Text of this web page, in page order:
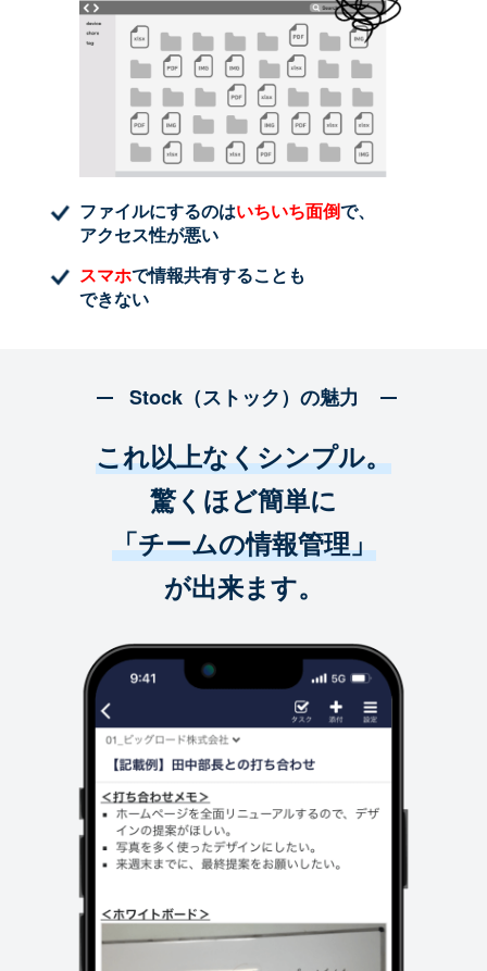
ファイルにするのはいちいち面倒で、
アクセス性が悪い
スマホで情報共有することも
できない
Stock（ストック）の魅力
これ以上なくシンプル。
驚くほど簡単に
「チームの情報管理」
が出来ます。